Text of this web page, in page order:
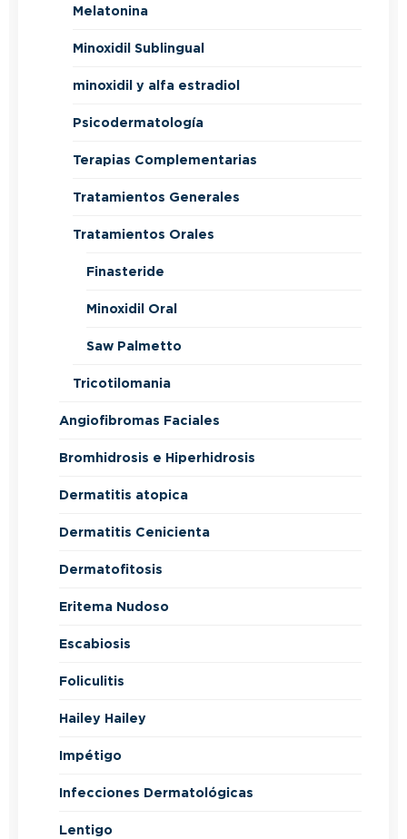
Melatonina
Minoxidil Sublingual
minoxidil y alfa estradiol
Psicodermatología
Terapias Complementarias
Tratamientos Generales
Tratamientos Orales
Finasteride
Minoxidil Oral
Saw Palmetto
Tricotilomania
Angiofibromas Faciales
Bromhidrosis e Hiperhidrosis
Dermatitis atopica
Dermatitis Cenicienta
Dermatofitosis
Eritema Nudoso
Escabiosis
Foliculitis
Hailey Hailey
Impétigo
Infecciones Dermatológicas
Lentigo